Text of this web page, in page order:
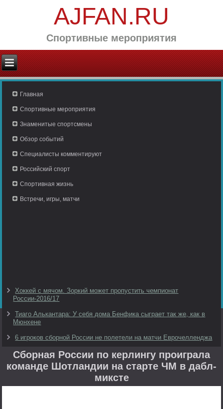
AJFAN.RU
Спортивные мероприятия
Главная
Спортивные мероприятия
Знаменитые спортсмены
Обзор событий
Специалисты комментируют
Российский спорт
Спортивная жизнь
Встречи, игры, матчи
Хоккей с мячом. Зоркий может пропустить чемпионат
России-2016/17
Тиаго Алькантара: У себя дома Бенфика сыграет так же, как в
Мюнхене
6 игроков сборной России не полетели на матчи Еврочелленджа
Сборная России по керлингу проиграла
команде Шотландии на старте ЧМ в дабл-
миксте